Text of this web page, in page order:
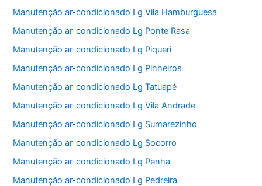
Manutenção ar-condicionado Lg Vila Hamburguesa
Manutenção ar-condicionado Lg Ponte Rasa
Manutenção ar-condicionado Lg Piqueri
Manutenção ar-condicionado Lg Pinheiros
Manutenção ar-condicionado Lg Tatuapé
Manutenção ar-condicionado Lg Vila Andrade
Manutenção ar-condicionado Lg Sumarezinho
Manutenção ar-condicionado Lg Socorro
Manutenção ar-condicionado Lg Penha
Manutenção ar-condicionado Lg Pedreira